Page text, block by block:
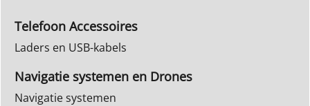
Telefoon Accessoires
Laders en USB-kabels
Navigatie systemen en Drones
Navigatie systemen